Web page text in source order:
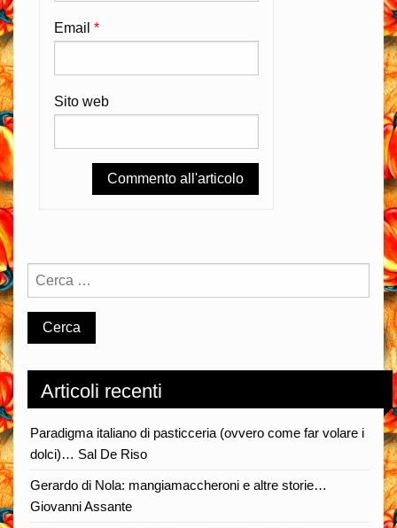
Email *
Sito web
Articoli recenti
Paradigma italiano di pasticceria (ovvero come far volare i
dolci)… Sal De Riso
Gerardo di Nola: mangiamaccheroni e altre storie…
Giovanni Assante